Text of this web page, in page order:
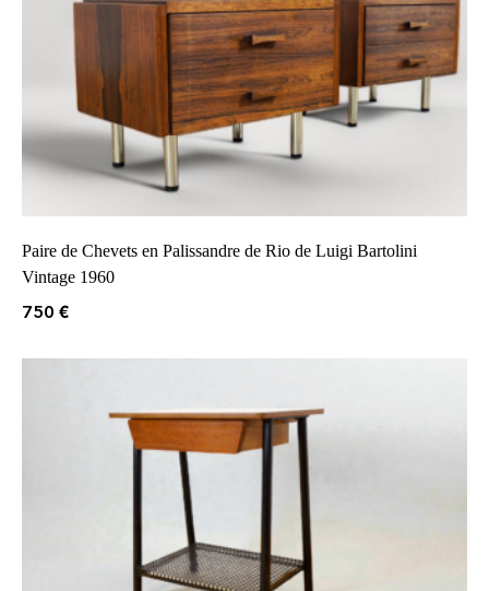
Paire de Chevets en Palissandre de Rio de Luigi Bartolini
Vintage 1960
750 €